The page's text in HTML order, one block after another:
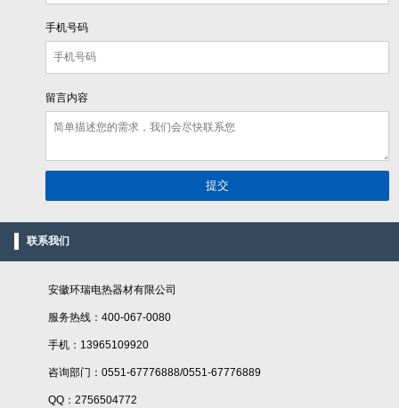
手机号码
留言内容
联系我们
安徽环瑞电热器材有限公司
服务热线：400-067-0080
手机：13965109920
咨询部门：0551-67776888/0551-67776889
QQ：2756504772